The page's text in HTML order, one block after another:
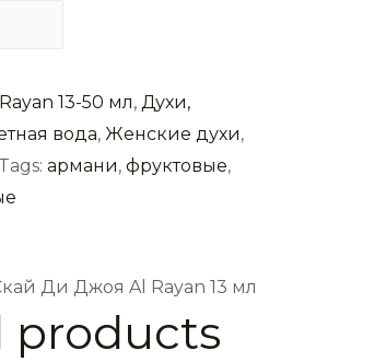
13-50 мл, Духи,
вода, Женские духи,
Tags: армани, фруктовые,
Ди Джоя Al Rayan 13 мл
products